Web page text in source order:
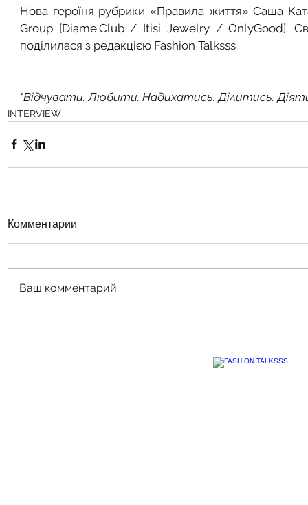
Нова героїня рубрики «Правила життя» Саша
Group [Diame.Club / Itisi Jewelry / OnlyGood].
поділилася з редакцією Fashion Talksss
"Відчувати. Любити. Надихатись. Ділитись.
INTERVIEW
Комментарии
Ваш комментарий...